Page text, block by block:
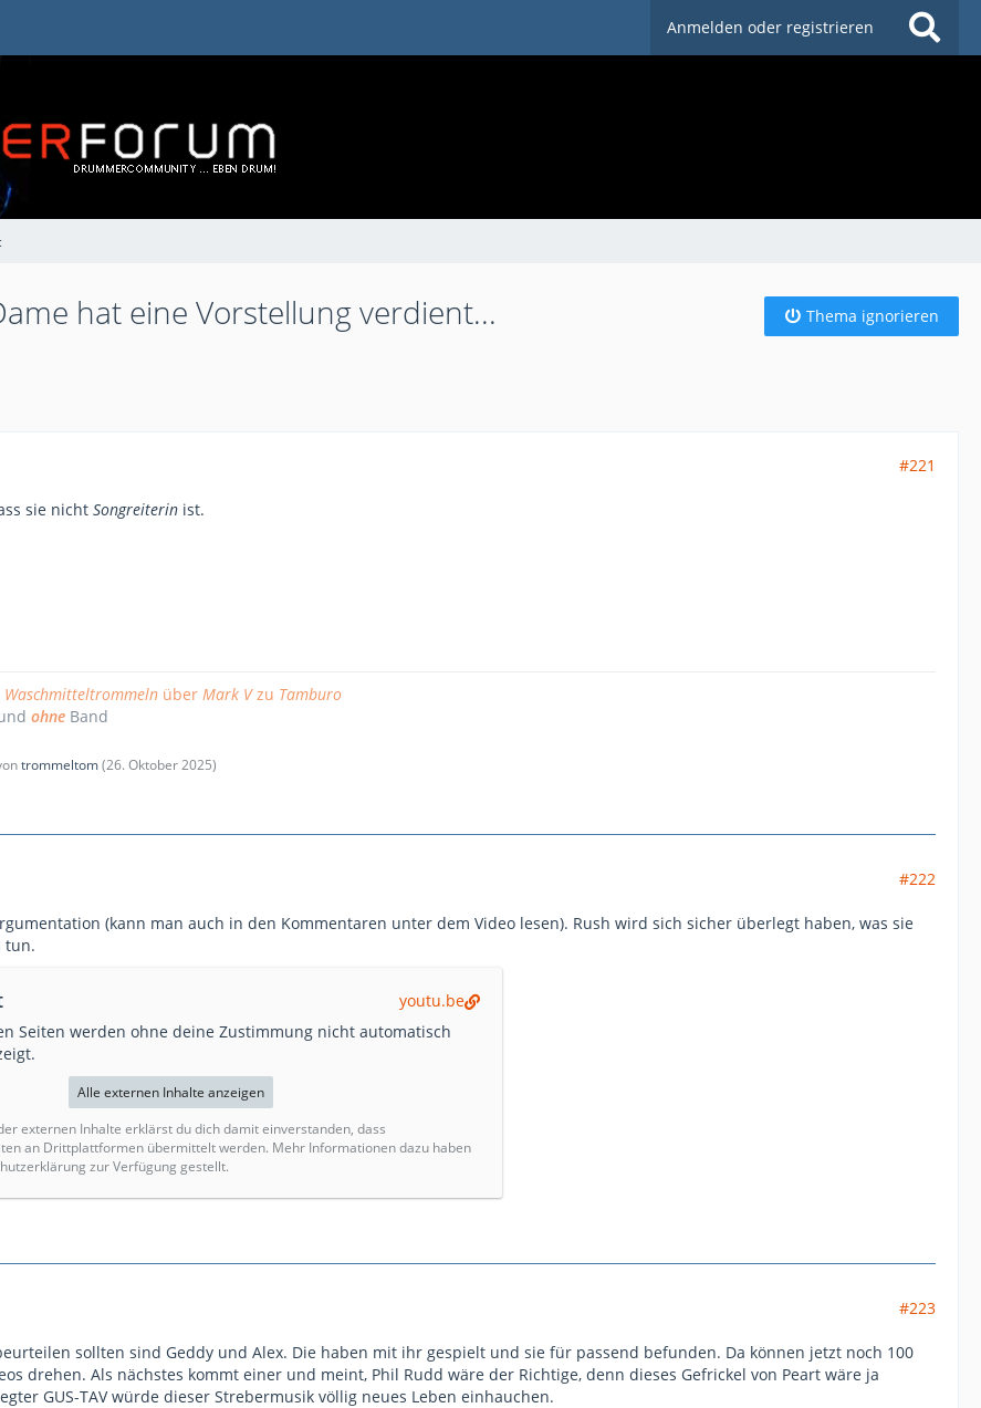
Anmelden oder registrieren
hat eine Vorstellung verdient... Thema ignorieren
#221
sie nicht Songreiterin ist.
Waschmitteltrommeln über Mark Vzu Tamburo
ohne Band
trommeltom(26. Oktober 2025)
#222
(kann man auch in den Kommentaren unter dem Video lesen). Rush wird sich sicher überlegt haben, was sie
tun.
youtu.be
Seiten werden ohne deine Zustimmung nicht automatisch
Alle externen Inhalte anzeigen
externen Inhalte erklärst du dich damit einverstanden, dass
an Drittplattformen übermittelt werden. Mehr Informationen dazu haben
zur Verfügung gestellt.
#223
sollten sind Geddy und Alex. Die haben mit ihr gespielt und sie für passend befunden. Da können jetzt noch 100
drehen. Als nächstes kommt einer und meint, Phil Rudd wäre der Richtige, denn dieses Gefrickel von Peart wäre ja
GUS-TAV würde dieser Strebermusik völlig neues Leben einhauchen.